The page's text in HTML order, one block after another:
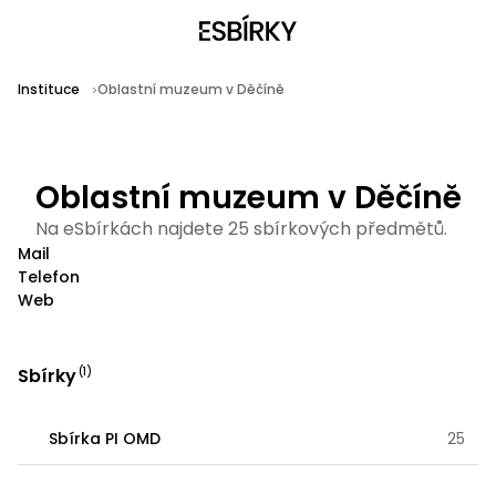
Instituce Oblastní muzeum v Děčíně
Oblastní muzeum v Děčíně
Na eSbírkách najdete 25 sbírkových předmětů.
Mail
Telefon
Web
Sbírky(1)
Sbírka PI OMD 25